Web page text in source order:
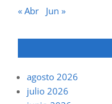
« Abr Jun »
agosto 2026
julio 2026